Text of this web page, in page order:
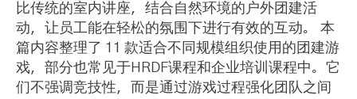
比传统的室内讲座，结合自然环境的户外团建活
动，让员工能在轻松的氛围下进行有效的互动。 本
篇内容整理了 11 款适合不同规模组织使用的团建游
戏，部分也常见于HRDF课程和企业培训课程中。它
们不强调竞技性，而是通过游戏过程强化团队之间